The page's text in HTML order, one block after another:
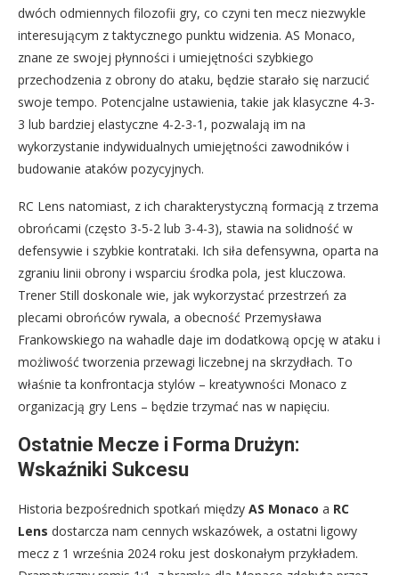
dwóch odmiennych filozofii gry, co czyni ten mecz niezwykle
interesującym z taktycznego punktu widzenia. AS Monaco,
znane ze swojej płynności i umiejętności szybkiego
przechodzenia z obrony do ataku, będzie starało się narzucić
swoje tempo. Potencjalne ustawienia, takie jak klasyczne 4-3-
3 lub bardziej elastyczne 4-2-3-1, pozwalają im na
wykorzystanie indywidualnych umiejętności zawodników i
budowanie ataków pozycyjnych.
RC Lens natomiast, z ich charakterystyczną formacją z trzema
obrońcami (często 3-5-2 lub 3-4-3), stawia na solidność w
defensywie i szybkie kontrataki. Ich siła defensywna, oparta na
zgraniu linii obrony i wsparciu środka pola, jest kluczowa.
Trener Still doskonale wie, jak wykorzystać przestrzeń za
plecami obrońców rywala, a obecność Przemysława
Frankowskiego na wahadle daje im dodatkową opcję w ataku i
możliwość tworzenia przewagi liczebnej na skrzydłach. To
właśnie ta konfrontacja stylów – kreatywności Monaco z
organizacją gry Lens – będzie trzymać nas w napięciu.
Ostatnie Mecze i Forma Drużyn:
Wskaźniki Sukcesu
Historia bezpośrednich spotkań między AS Monaco a RC
Lens dostarcza nam cennych wskazówek, a ostatni ligowy
mecz z 1 września 2024 roku jest doskonałym przykładem.